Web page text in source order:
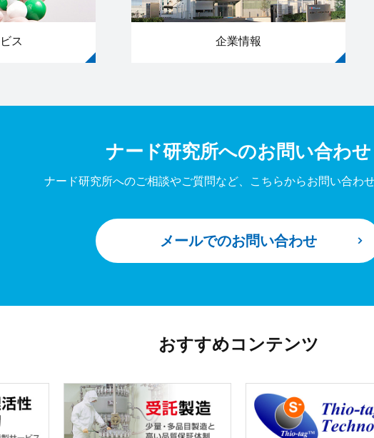
ス 企業情報
ナード研究所へのお問い合わせ
ナード研究所へのご相談やご質問など、 こちらからお問い合わ
メールでのお問い合わせ
おすすめコンテンツ